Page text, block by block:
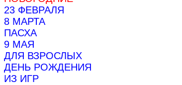
23 ФЕВРАЛЯ
8 МАРТА
ПАСХА
9 МАЯ
ДЛЯ ВЗРОСЛЫХ
ДЕНЬ РОЖДЕНИЯ
ИЗ ИГР